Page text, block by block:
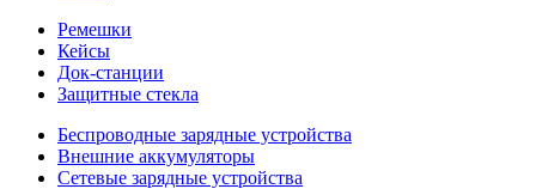
Ремешки
Кейсы
Док-станции
Защитные стекла
Беспроводные зарядные устройства
Внешние аккумуляторы
Сетевые зарядные устройства